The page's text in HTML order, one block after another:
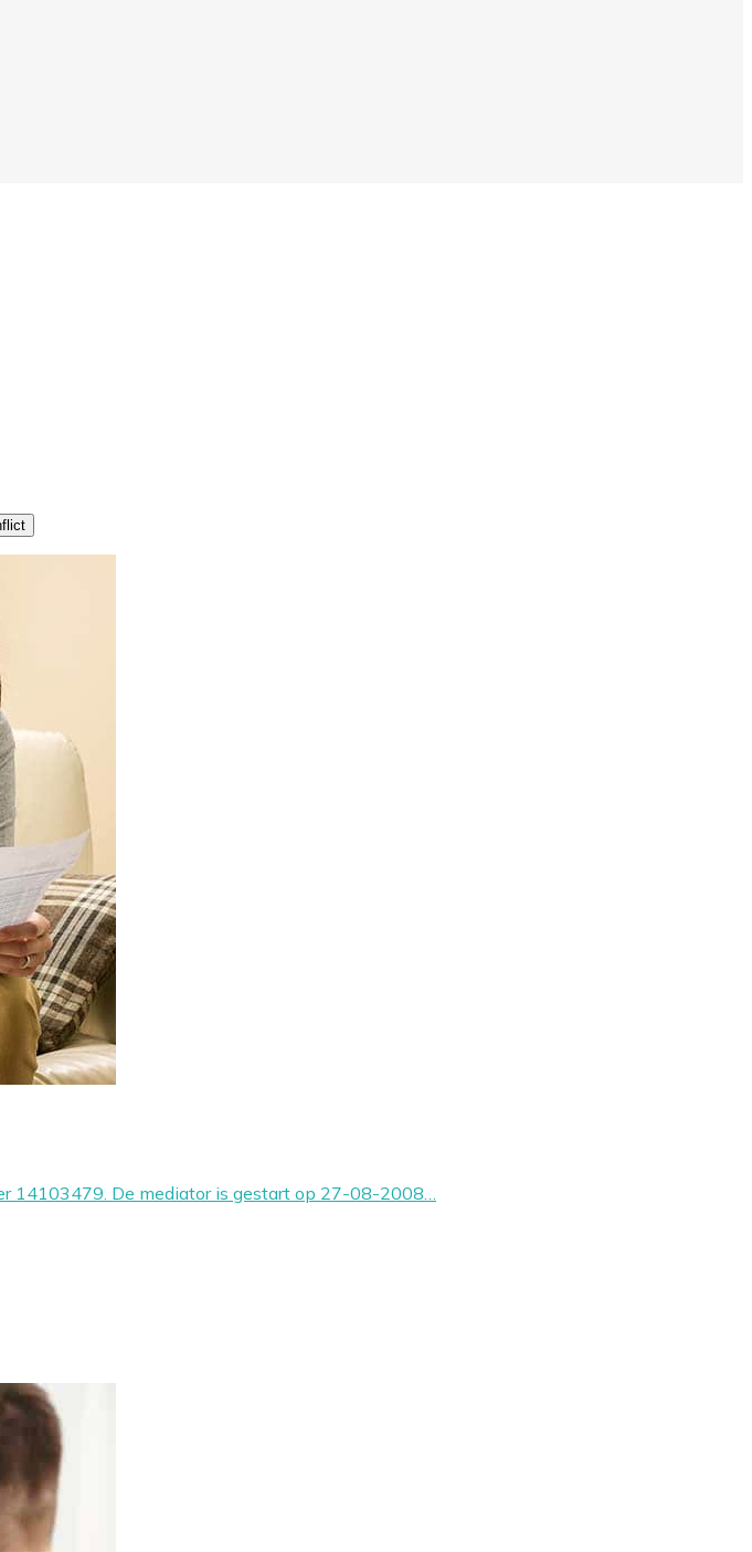
14103479. De mediator is gestart op 27-08-2008…